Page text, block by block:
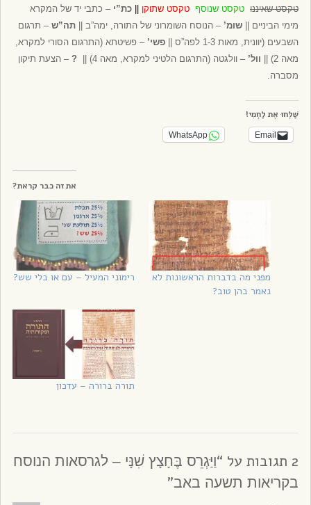
טקסט שאיננו טקסט שנוסף טקסט שתוקן ||כת”י – כתבי יד של המקרא
מימי הביניים ||שומ’ – הנוסח השומרוני של התורה, ימה”ב ||תה”ש – תרגום
השבעים (יוונית, מאות 1-3 לפה”ס ||
פשי’ – פשיטתא (התרגום הסורי למקרא,
מאה 2) ||
וול’ – וולגטה (התרגום הלטיני למקרא, מאה 4) || ? – הצעת תיקון
מסברה.
שַׁלְּחוּ אֶת לַחְמִי!
Email
WhatsApp
את זה כבר קראת?
רימוני המעיל – עם או בלי שש?
מפני מה בדברות הראשונות לא
נאמר בהן טוב?
תורה ברורה – עדכון
2 תגובות על “
וַיַּגְרֵס בֶּחָצָץ שִׁנָּי – לגרסאות הנוסח
בקריאות תשעה באב”